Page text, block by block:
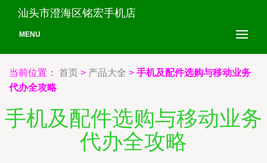
汕头市澄海区铭宏手机店
MENU
当前位置： 首页 > 产品大全 > 手机及配件选购与移动业务
代办全攻略
手机及配件选购与移动业务
代办全攻略